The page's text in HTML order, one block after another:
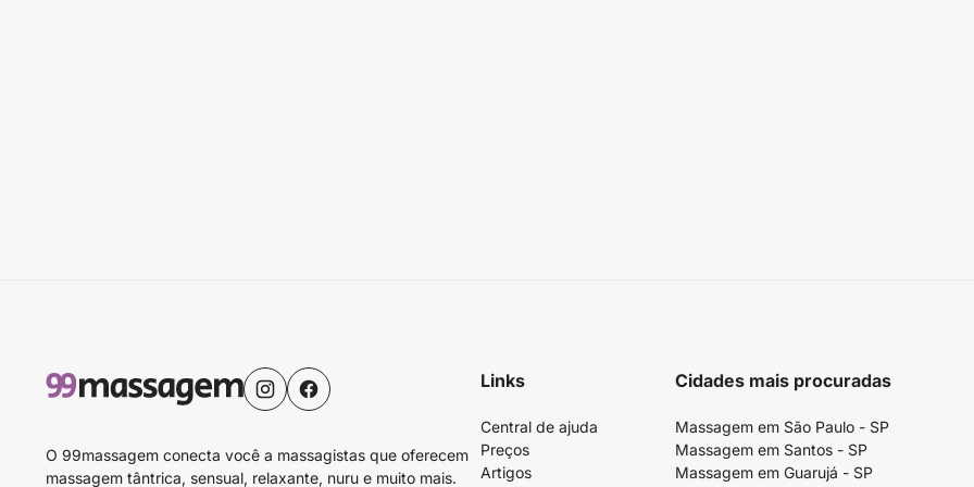
O 99massagem conecta você a massagistas que oferecem
massagem tântrica, sensual, relaxante, nuru e muito mais.
Links
Central de ajuda
Preços
Artigos
Cidades mais procuradas
Massagem em São Paulo - SP
Massagem em Santos - SP
Massagem em Guarujá - SP